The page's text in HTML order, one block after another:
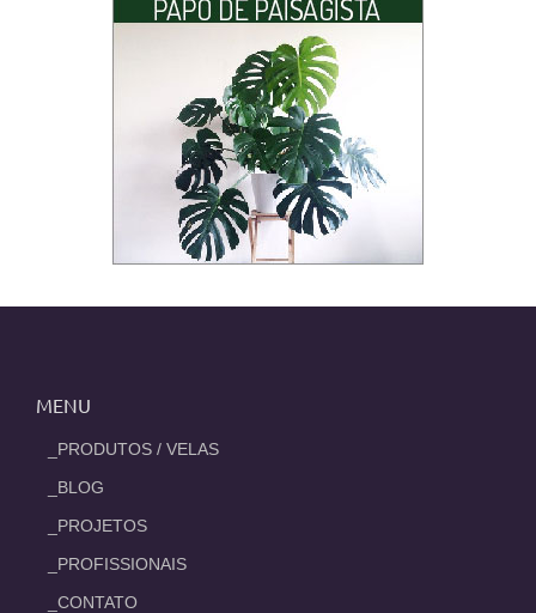
MENU
_PRODUTOS / VELAS
_BLOG
_PROJETOS
_PROFISSIONAIS
_CONTATO